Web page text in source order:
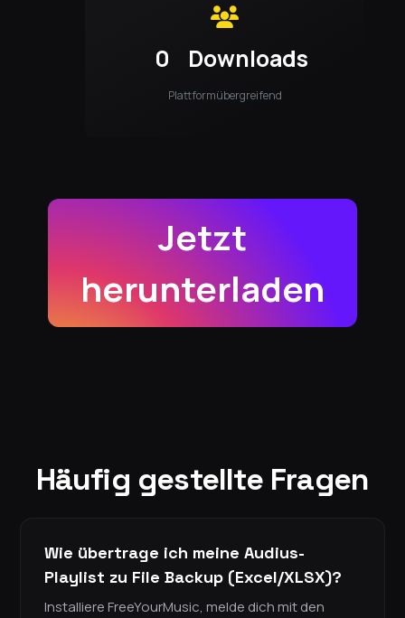
0 Downloads
Plattformübergreifend
Jetzt
herunterladen
Häufig gestellte Fragen
Wie übertrage ich meine Audius-
Playlist zu File Backup (Excel/XLSX)?
Installiere FreeYourMusic, melde dich mit den